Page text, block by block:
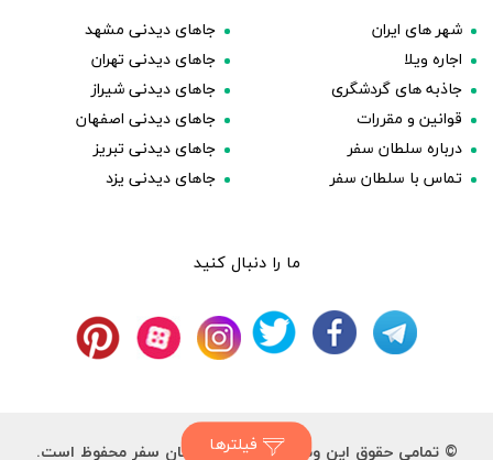
شهر های ایران
اجاره ویلا
جاذبه های گردشگری
قوانین و مقررات
درباره سلطان سفر
تماس با سلطان سفر
جاهای دیدنی مشهد
جاهای دیدنی تهران
جاهای دیدنی شیراز
جاهای دیدنی اصفهان
جاهای دیدنی تبریز
جاهای دیدنی یزد
ما را دنبال کنید
© تمامی حقوق این وب سایت برای سلطان سفر محفوظ است.